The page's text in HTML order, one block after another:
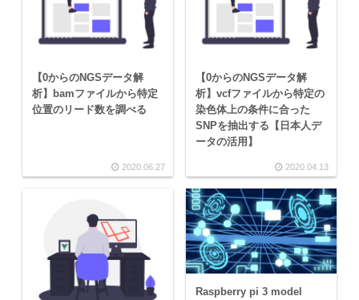
【0からのNGSデータ解
析】bamファイルから特定
位置のリード数を調べる
2020.06.27
【0からのNGSデータ解
析】vcfファイルから特定の
染色体上の条件に合った
SNPを抽出する【日本人デ
ータの活用】
2020.04.13
Raspberry pi 3 model